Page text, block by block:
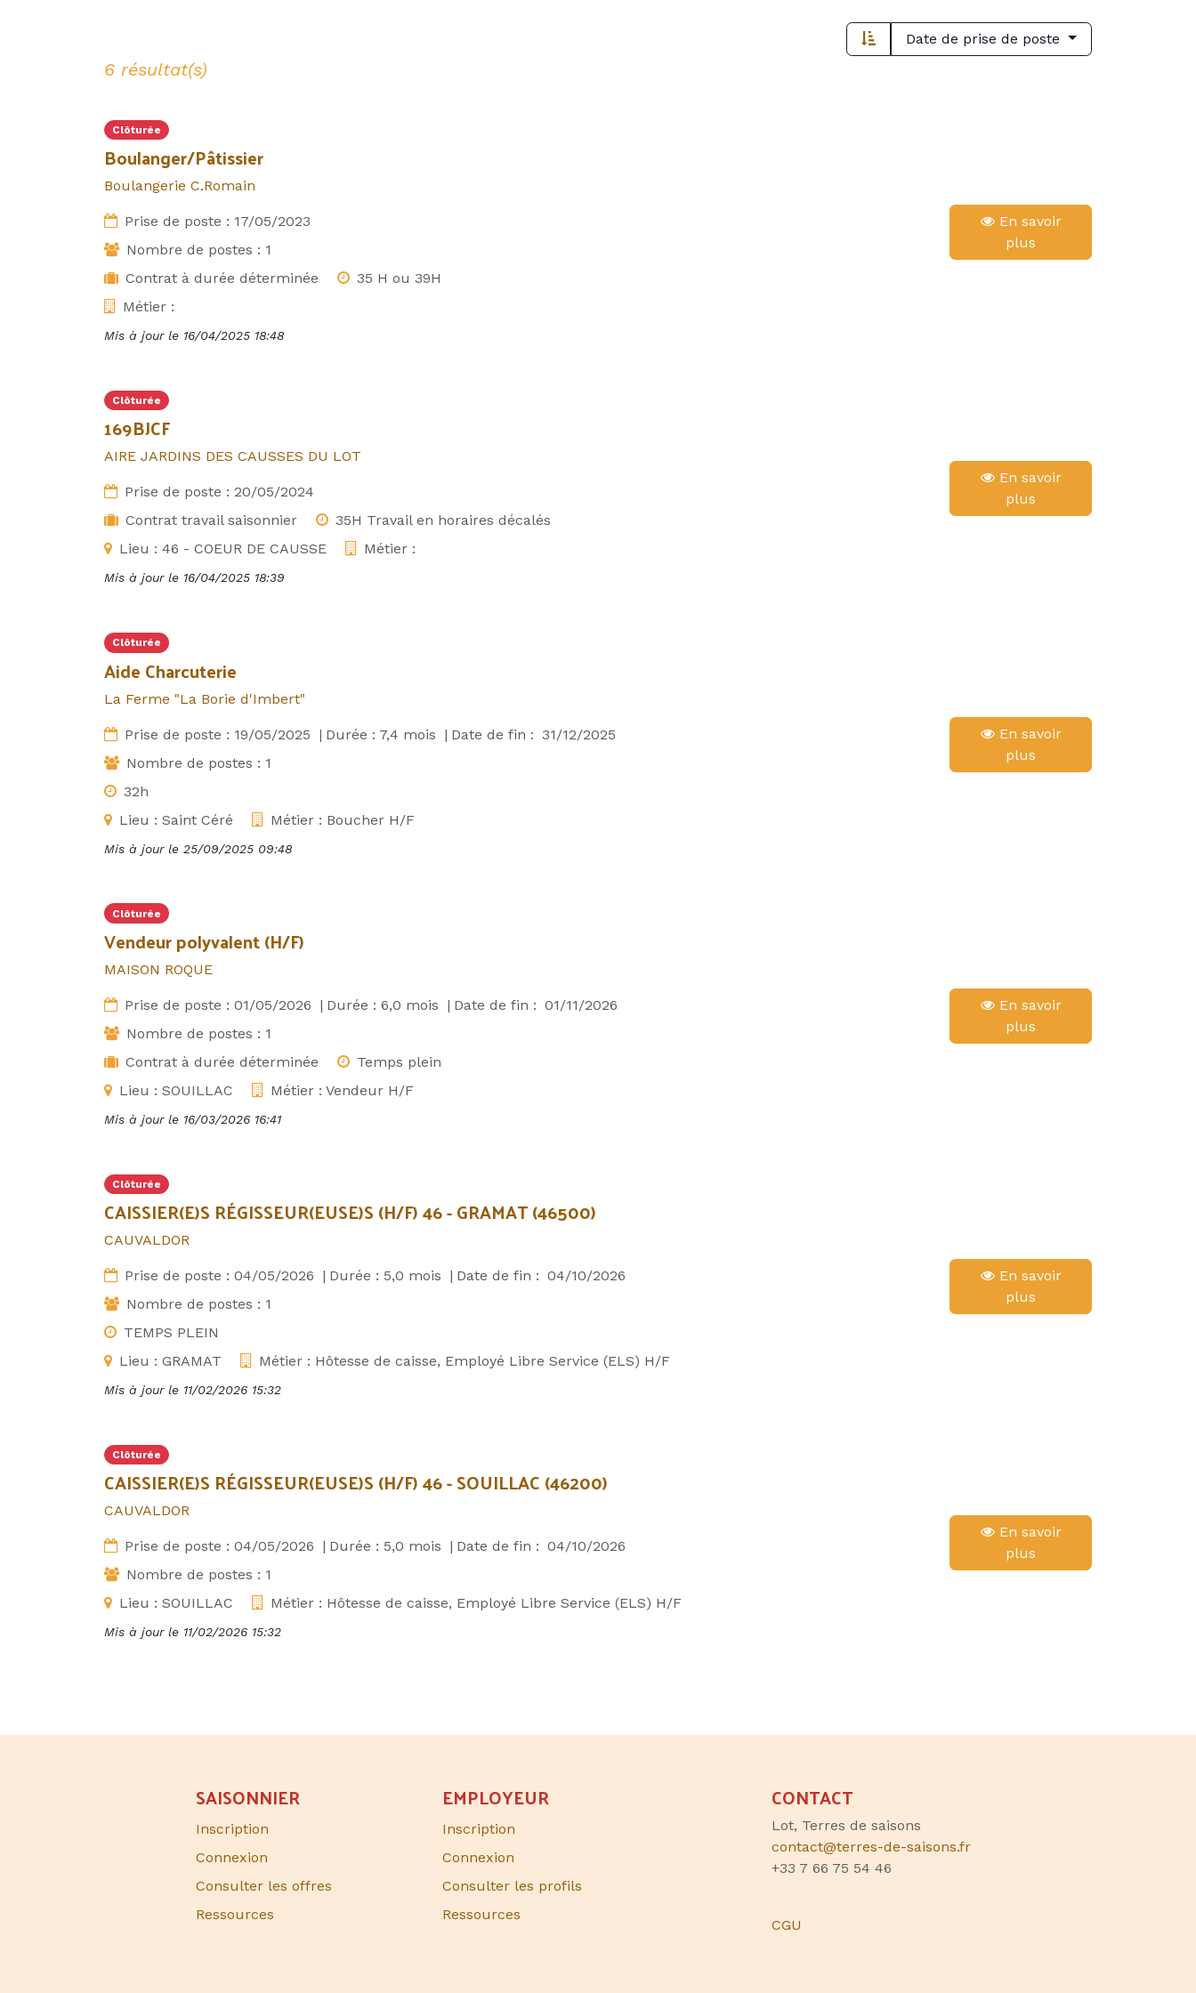
Date de prise de poste
6 résultat(s)
Clôturée
Boulanger/Pâtissier
Boulangerie C.Romain
Prise de poste : 17/05/2023
Nombre de postes : 1
Contrat à durée déterminée
35 H ou 39H
Métier :
Mis à jour le 16/04/2025 18:48
En savoir
plus
Clôturée
169BJCF
AIRE JARDINS DES CAUSSES DU LOT
Prise de poste : 20/05/2024
Contrat travail saisonnier
35H Travail en horaires décalés
Lieu : 46 - COEUR DE CAUSSE Métier :
Mis à jour le 16/04/2025 18:39
En savoir
plus
Clôturée
Aide Charcuterie
La Ferme "La Borie d'Imbert"
Prise de poste : 19/05/2025 | Durée : 7,4 mois | Date de fin : 31/12/2025
Nombre de postes : 1
32h
Lieu : Saint Céré Métier : Boucher H/F
Mis à jour le 25/09/2025 09:48
En savoir
plus
Clôturée
Vendeur polyvalent (H/F)
MAISON ROQUE
Prise de poste : 01/05/2026 | Durée : 6,0 mois | Date de fin : 01/11/2026
Nombre de postes : 1
Contrat à durée déterminée
Temps plein
Lieu : SOUILLAC Métier : Vendeur H/F
Mis à jour le 16/03/2026 16:41
En savoir
plus
Clôturée
CAISSIER(E)S RÉGISSEUR(EUSE)S (H/F) 46 - GRAMAT (46500)
CAUVALDOR
Prise de poste : 04/05/2026 | Durée : 5,0 mois | Date de fin : 04/10/2026
Nombre de postes : 1
TEMPS PLEIN
Lieu : GRAMAT Métier : Hôtesse de caisse, Employé Libre Service (ELS) H/F
Mis à jour le 11/02/2026 15:32
En savoir
plus
Clôturée
CAISSIER(E)S RÉGISSEUR(EUSE)S (H/F) 46 - SOUILLAC (46200)
CAUVALDOR
Prise de poste : 04/05/2026 | Durée : 5,0 mois | Date de fin : 04/10/2026
Nombre de postes : 1
Lieu : SOUILLAC Métier : Hôtesse de caisse, Employé Libre Service (ELS) H/F
Mis à jour le 11/02/2026 15:32
En savoir
plus
CONTACT
Lot, Terres de saisons
contact@terres-de-saisons.fr
+33 7 66 75 54 46
CGU
EMPLOYEUR
Inscription
Connexion
Consulter les profils
Ressources
SAISONNIER​
Inscription
Connexion
Consulter les offres
Ressources